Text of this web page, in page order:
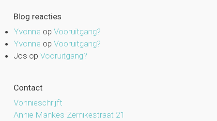
Blog reacties
Yvonne op Vooruitgang?
Yvonne op Vooruitgang?
Jos op Vooruitgang?
Contact
Vonnieschrijft
Annie Mankes-Zernikestraat 21